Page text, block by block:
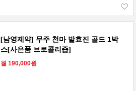
[남영제약] 무주 천마 발효진 골드 1박
스[사은품 브로콜리즙]
월 190,000원